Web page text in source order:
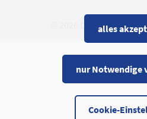
Cookie-
alles
nur Notwendige
© 2026 DEUTSCHES